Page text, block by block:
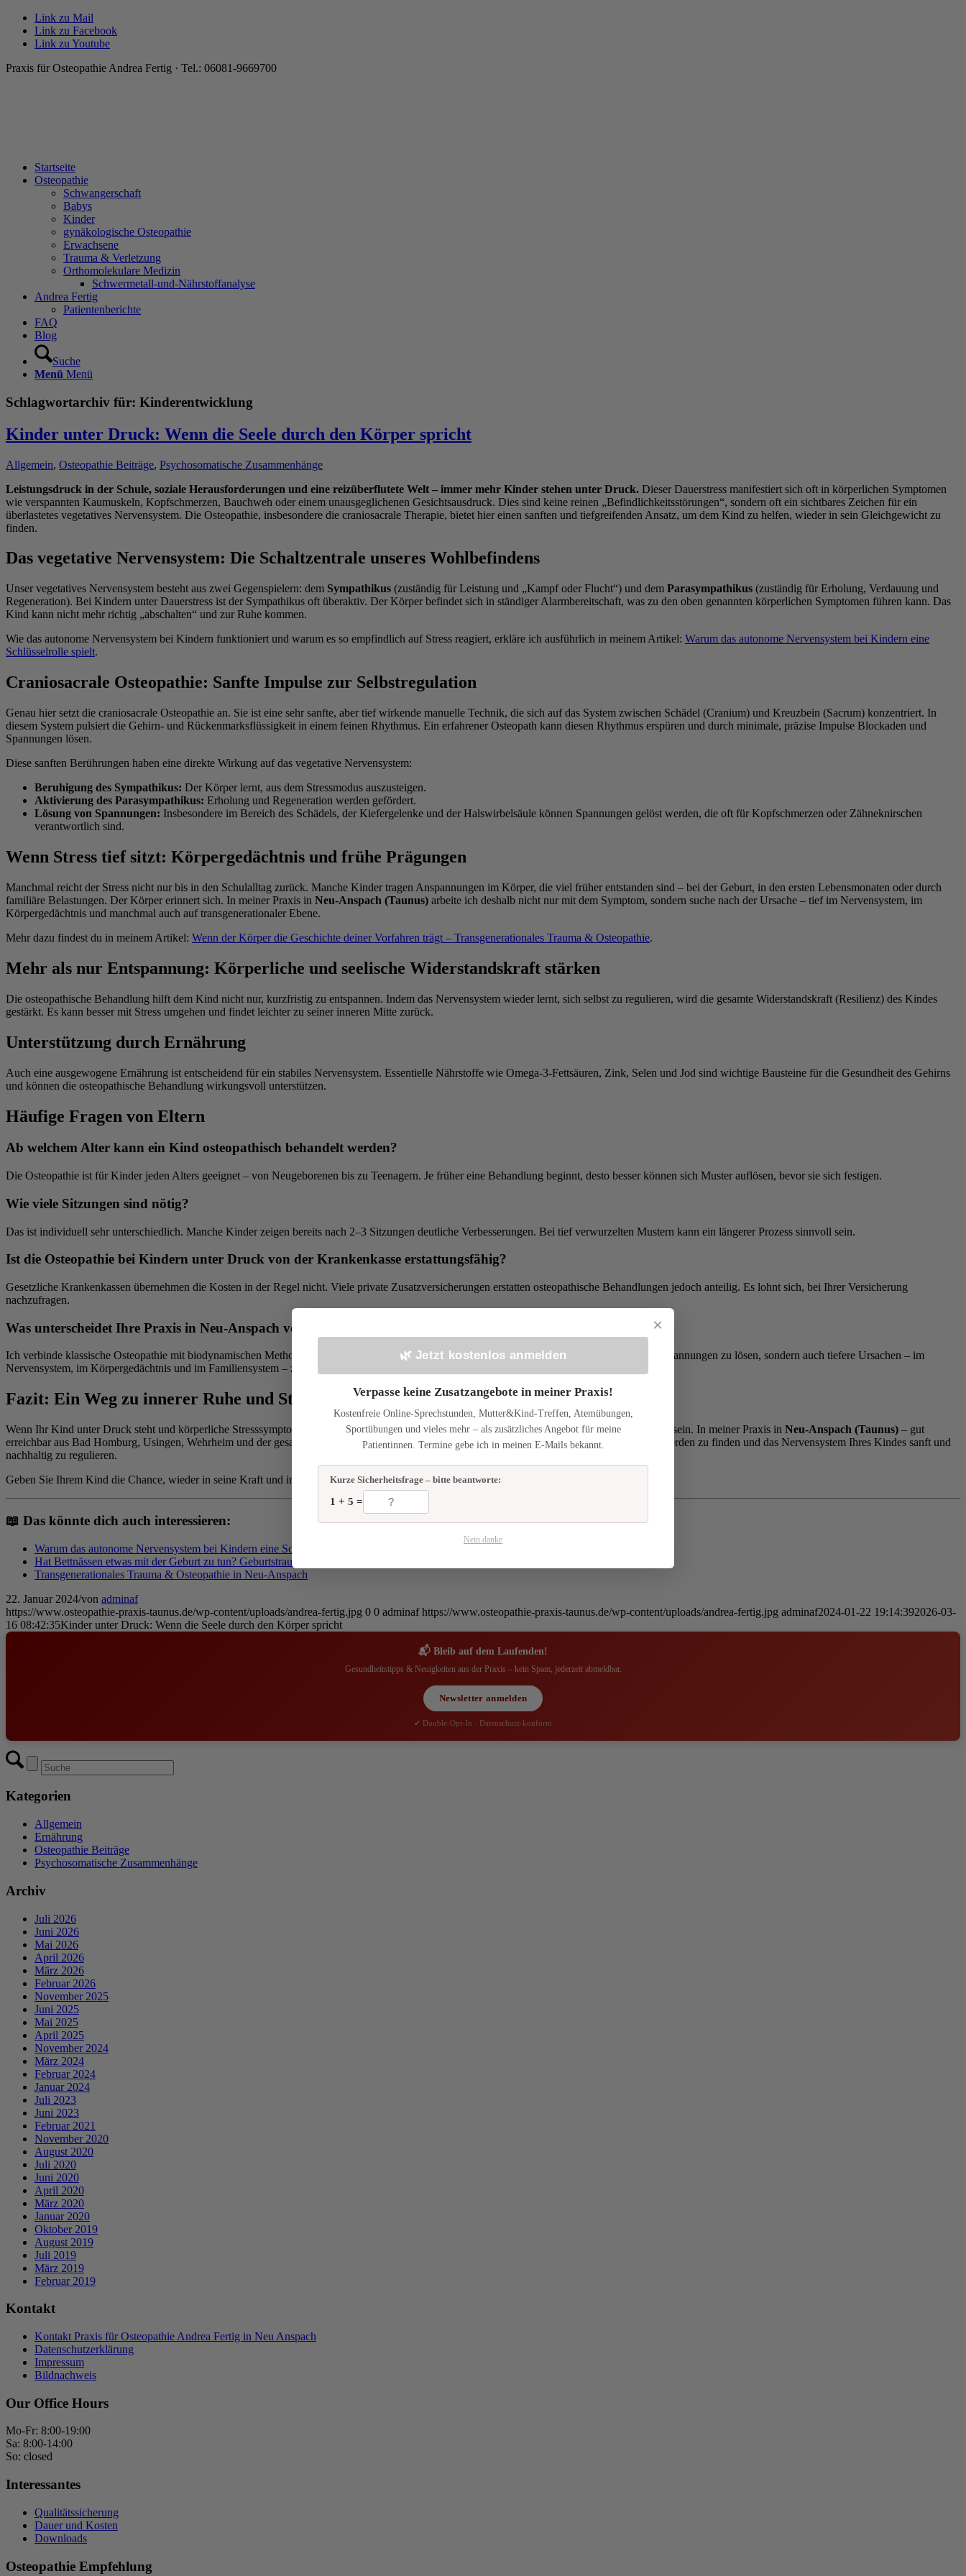
Link zu Mail
Link zu Facebook
Link zu Youtube
Praxis für Osteopathie Andrea Fertig · Tel.: 06081-9669700
Startseite
Osteopathie
Schwangerschaft
Babys
Kinder
gynäkologische Osteopathie
Erwachsene
Trauma & Verletzung
Orthomolekulare Medizin
Schwermetall-und-Nährstoffanalyse
Andrea Fertig
Patientenberichte
FAQ
Blog
Suche
Menü Menü
Schlagwortarchiv für: Kinderentwicklung
Kinder unter Druck: Wenn die Seele durch den Körper spricht
Allgemein, Osteopathie Beiträge, Psychosomatische Zusammenhänge
Leistungsdruck in der Schule, soziale Herausforderungen und eine reizüberflutete Welt – immer mehr Kinder stehen unter Druck. Dieser Dauerstress manifestiert sich oft in körperlichen Symptomen
wie verspannten Kaumuskeln, Kopfschmerzen, Bauchweh oder einem unausgeglichenen Gesichtsausdruck. Dies sind keine reinen „Befindlichkeitsstörungen“, sondern oft ein sichtbares Zeichen für ein
überlastetes vegetatives Nervensystem. Die Osteopathie, insbesondere die craniosacrale Therapie, bietet hier einen sanften und tiefgreifenden Ansatz, um dem Kind zu helfen, wieder in sein Gleichgewicht zu
finden.
Das vegetative Nervensystem: Die Schaltzentrale unseres Wohlbefindens
Unser vegetatives Nervensystem besteht aus zwei Gegenspielern: dem Sympathikus (zuständig für Leistung und „Kampf oder Flucht“) und dem Parasympathikus (zuständig für Erholung, Verdauung und
Regeneration). Bei Kindern unter Dauerstress ist der Sympathikus oft überaktiv. Der Körper befindet sich in ständiger Alarmbereitschaft, was zu den oben genannten körperlichen Symptomen führen kann. Das
Kind kann nicht mehr richtig „abschalten“ und zur Ruhe kommen.
Wie das autonome Nervensystem bei Kindern funktioniert und warum es so empfindlich auf Stress reagiert, erkläre ich ausführlich in meinem Artikel: Warum das autonome Nervensystem bei Kindern eine
Schlüsselrolle spielt.
Craniosacrale Osteopathie: Sanfte Impulse zur Selbstregulation
Genau hier setzt die craniosacrale Osteopathie an. Sie ist eine sehr sanfte, aber tief wirkende manuelle Technik, die sich auf das System zwischen Schädel (Cranium) und Kreuzbein (Sacrum) konzentriert. In
diesem System pulsiert die Gehirn- und Rückenmarksflüssigkeit in einem feinen Rhythmus. Ein erfahrener Osteopath kann diesen Rhythmus erspüren und durch minimale, präzise Impulse Blockaden und
Spannungen lösen.
Diese sanften Berührungen haben eine direkte Wirkung auf das vegetative Nervensystem:
Beruhigung des Sympathikus: Der Körper lernt, aus dem Stressmodus auszusteigen.
Aktivierung des Parasympathikus: Erholung und Regeneration werden gefördert.
Lösung von Spannungen: Insbesondere im Bereich des Schädels, der Kiefergelenke und der Halswirbelsäule können Spannungen gelöst werden, die oft für Kopfschmerzen oder Zähneknirschen
verantwortlich sind.
Wenn Stress tief sitzt: Körpergedächtnis und frühe Prägungen
Manchmal reicht der Stress nicht nur bis in den Schulalltag zurück. Manche Kinder tragen Anspannungen im Körper, die viel früher entstanden sind – bei der Geburt, in den ersten Lebensmonaten oder durch
familiäre Belastungen. Der Körper erinnert sich. In meiner Praxis in Neu-Anspach (Taunus) arbeite ich deshalb nicht nur mit dem Symptom, sondern suche nach der Ursache – tief im Nervensystem, im
Körpergedächtnis und manchmal auch auf transgenerationaler Ebene.
Mehr dazu findest du in meinem Artikel: Wenn der Körper die Geschichte deiner Vorfahren trägt – Transgenerationales Trauma & Osteopathie.
Mehr als nur Entspannung: Körperliche und seelische Widerstandskraft stärken
Die osteopathische Behandlung hilft dem Kind nicht nur, kurzfristig zu entspannen. Indem das Nervensystem wieder lernt, sich selbst zu regulieren, wird die gesamte Widerstandskraft (Resilienz) des Kindes
gestärkt. Es kann besser mit Stress umgehen und findet leichter zu seiner inneren Mitte zurück.
Unterstützung durch Ernährung
Auch eine ausgewogene Ernährung ist entscheidend für ein stabiles Nervensystem. Essentielle Nährstoffe wie Omega-3-Fettsäuren, Zink, Selen und Jod sind wichtige Bausteine für die Gesundheit des Gehirns
und können die osteopathische Behandlung wirkungsvoll unterstützen.
Häufige Fragen von Eltern
Ab welchem Alter kann ein Kind osteopathisch behandelt werden?
Die Osteopathie ist für Kinder jeden Alters geeignet – von Neugeborenen bis zu Teenagern. Je früher eine Behandlung beginnt, desto besser können sich Muster auflösen, bevor sie sich festigen.
Wie viele Sitzungen sind nötig?
Das ist individuell sehr unterschiedlich. Manche Kinder zeigen bereits nach 2–3 Sitzungen deutliche Verbesserungen. Bei tief verwurzelten Mustern kann ein längerer Prozess sinnvoll sein.
Ist die Osteopathie bei Kindern unter Druck von der Krankenkasse erstattungsfähig?
Gesetzliche Krankenkassen übernehmen die Kosten in der Regel nicht. Viele private Zusatzversicherungen erstatten osteopathische Behandlungen jedoch anteilig. Es lohnt sich, bei Ihrer Versicherung
nachzufragen.
Was unterscheidet Ihre Praxis in Neu-Anspach von anderen Osteopathen?
Ich verbinde klassische Osteopathie mit biodynamischen Methoden, Trancearbeit und systemischer Arbeit. Das erlaubt mir, nicht nur körperliche Spannungen zu lösen, sondern auch tiefere Ursachen – im
Nervensystem, im Körpergedächtnis und im Familiensystem – zu adressieren.
Fazit: Ein Weg zu innerer Ruhe und Stärke – in Neu-Anspach, Taunus
Wenn Ihr Kind unter Druck steht und körperliche Stresssymptome zeigt, kann die Osteopathie ein wertvoller Baustein auf dem Weg zur Besserung sein. In meiner Praxis in Neu-Anspach (Taunus) – gut
erreichbar aus Bad Homburg, Usingen, Wehrheim und der gesamten Taunus-Region – nehme ich mir Zeit, die individuellen Ursachen der Beschwerden zu finden und das Nervensystem Ihres Kindes sanft und
nachhaltig zu regulieren.
Geben Sie Ihrem Kind die Chance, wieder in seine Kraft und innere Ruhe zu finden.
📖 Das könnte dich auch interessieren:
Warum das autonome Nervensystem bei Kindern eine Schlüsselrolle spielt
Hat Bettnässen etwas mit der Geburt zu tun? Geburtstrauma & Nervensystem
Transgenerationales Trauma & Osteopathie in Neu-Anspach
22. Januar 2024/von adminaf
https://www.osteopathie-praxis-taunus.de/wp-content/uploads/andrea-fertig.jpg 0 0 adminaf https://www.osteopathie-praxis-taunus.de/wp-content/uploads/andrea-fertig.jpg adminaf2024-01-22 19:14:392026-03-
16 08:42:35Kinder unter Druck: Wenn die Seele durch den Körper spricht
📬 Bleib auf dem Laufenden!
Gesundheitstipps & Neuigkeiten aus der Praxis – kein Spam, jederzeit abmeldbar.
Newsletter anmelden
✔ Double-Opt-In · Datenschutz-konform
Kategorien
Allgemein
Ernährung
Osteopathie Beiträge
Psychosomatische Zusammenhänge
Archiv
Juli 2026
Juni 2026
Mai 2026
April 2026
März 2026
Februar 2026
November 2025
Juni 2025
Mai 2025
April 2025
November 2024
März 2024
Februar 2024
Januar 2024
Juli 2023
Juni 2023
Februar 2021
November 2020
August 2020
Juli 2020
Juni 2020
April 2020
März 2020
Januar 2020
Oktober 2019
August 2019
Juli 2019
März 2019
Februar 2019
Kontakt
Kontakt Praxis für Osteopathie Andrea Fertig in Neu Anspach
Datenschutzerklärung
Impressum
Bildnachweis
Our Office Hours
Mo-Fr: 8:00-19:00
Sa: 8:00-14:00
So: closed
Interessantes
Qualitätssicherung
Dauer und Kosten
Downloads
Osteopathie Empfehlung
×
🌿 Jetzt kostenlos anmelden
Verpasse keine Zusatzangebote in meiner Praxis!
Kostenfreie Online-Sprechstunden, Mutter&Kind-Treffen, Atemübungen,
Sportübungen und vieles mehr – als zusätzliches Angebot für meine
Patientinnen. Termine gebe ich in meinen E-Mails bekannt.
Kurze Sicherheitsfrage – bitte beantworte:
1 + 5 =
Nein danke